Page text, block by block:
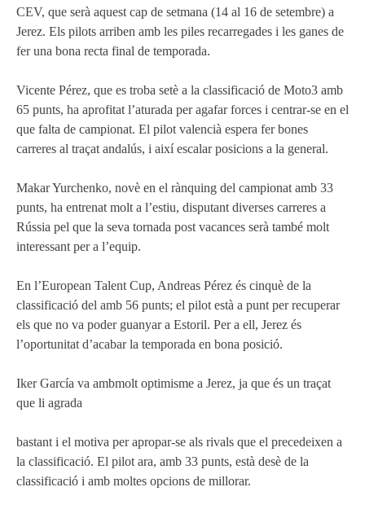
CEV, que serà aquest cap de setmana (14 al 16 de setembre) a
Jerez. Els pilots arriben amb les piles recarregades i les ganes de
fer una bona recta final de temporada.
Vicente Pérez, que es troba setè a la classificació de Moto3 amb
65 punts, ha aprofitat l’aturada per agafar forces i centrar-se en el
que falta de campionat. El pilot valencià espera fer bones
carreres al traçat andalús, i així escalar posicions a la general.
Makar Yurchenko, novè en el rànquing del campionat amb 33
punts, ha entrenat molt a l’estiu, disputant diverses carreres a
Rússia pel que la seva tornada post vacances serà també molt
interessant per a l’equip.
En l’European Talent Cup, Andreas Pérez és cinquè de la
classificació del amb 56 punts; el pilot està a punt per recuperar
els que no va poder guanyar a Estoril. Per a ell, Jerez és
l’oportunitat d’acabar la temporada en bona posició.
Iker García va ambmolt optimisme a Jerez, ja que és un traçat
que li agrada
bastant i el motiva per apropar-se als rivals que el precedeixen a
la classificació. El pilot ara, amb 33 punts, està desè de la
classificació i amb moltes opcions de millorar.